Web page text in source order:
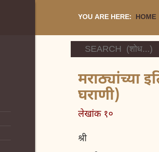
YOU ARE HERE: HOME
मराठ्यांच्या
घराणी)
लेखांक १०
श्री